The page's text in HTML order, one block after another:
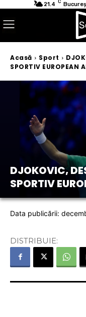
21.4 C
Acasă Sport
SPORTIV EUROPEAN
DJOKOVIC,
SPORTIV
Data publicării:
DISTRIBUIE: